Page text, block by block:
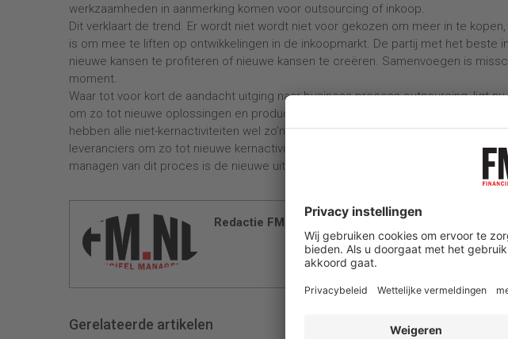
werkzaamheden in aanmerking komen voor outsourcing of inkoop.
Dit verklaart de trend. Er wordt niet wordt niet voor gekozen om meer in te
is om mee te liften op ontwikkelingen in de inkoopmarkt. De partij met het beste
nieuwe kansen te profiteren of nieuwe kansen te creëren. Samenvoegen is
moment.
Waar tot voor kort de aandacht uitging naar business process outsourcing, ligt
om zo tot nieuwe oplossingen en producten te komen. De koplopers in de markt,
hebben alle niet-kernactiviteiten wel zo’n beetje uitbesteed. Nu richten ze zich
leveranciers om zo tot nieuwe kernactiviteiten te komen, die zij in hun eentje nooit
managen van dit proces is de nieuwe uitdaging voor de inkoopmanager van
Redactie FM
Gerelateerde artikelen